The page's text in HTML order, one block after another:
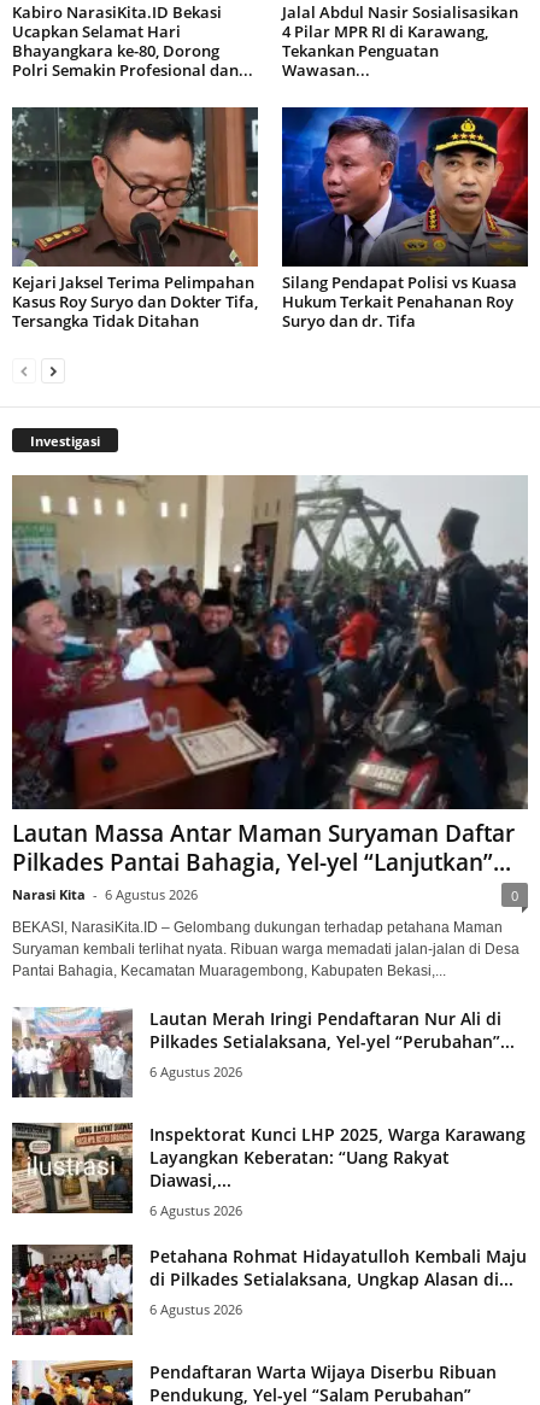
Kabiro NarasiKita.ID Bekasi
Ucapkan Selamat Hari
Bhayangkara ke-80, Dorong
Polri Semakin Profesional dan...
Jalal Abdul Nasir Sosialisasikan
4 Pilar MPR RI di Karawang,
Tekankan Penguatan
Wawasan...
Kejari Jaksel Terima Pelimpahan
Kasus Roy Suryo dan Dokter Tifa,
Tersangka Tidak Ditahan
Silang Pendapat Polisi vs Kuasa
Hukum Terkait Penahanan Roy
Suryo dan dr. Tifa
Investigasi
Lautan Massa Antar Maman Suryaman Daftar
Pilkades Pantai Bahagia, Yel-yel “Lanjutkan”...
Narasi Kita - 6 Agustus 2026 0
BEKASI, NarasiKita.ID – Gelombang dukungan terhadap petahana Maman
Suryaman kembali terlihat nyata. Ribuan warga memadati jalan-jalan di Desa
Pantai Bahagia, Kecamatan Muaragembong, Kabupaten Bekasi,...
Lautan Merah Iringi Pendaftaran Nur Ali di
Pilkades Setialaksana, Yel-yel “Perubahan”...
6 Agustus 2026
Inspektorat Kunci LHP 2025, Warga Karawang
Layangkan Keberatan: “Uang Rakyat
Diawasi,...
6 Agustus 2026
Petahana Rohmat Hidayatulloh Kembali Maju
di Pilkades Setialaksana, Ungkap Alasan di...
6 Agustus 2026
Pendaftaran Warta Wijaya Diserbu Ribuan
Pendukung, Yel-yel “Salam Perubahan”